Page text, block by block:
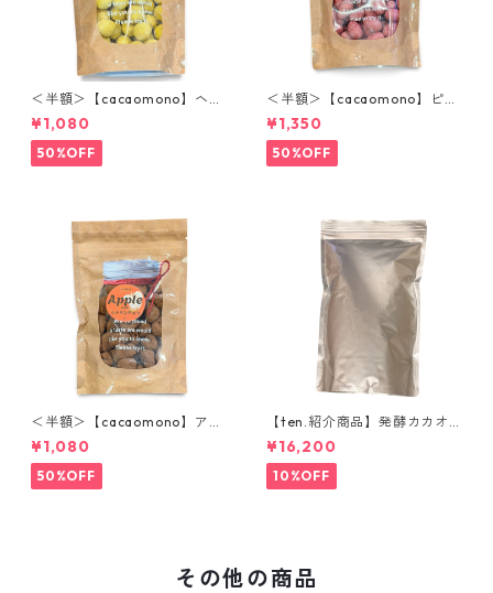
＜半額＞【cacaomono】ヘー
ゼルナッツレモンチョコレー
ト
¥1,080
50%OFF
＜半額＞【cacaomono】ピス
タチオフランボワーズチョコ
レート
¥1,350
50%OFF
＜半額＞【cacaomono】アッ
プルシナモンチョコレート
¥1,080
50%OFF
【ten.紹介商品】発酵カカオ
ニブ(ホール) 1kg ウガンダ産
低温仕込み発酵カカオ豆 ロー
カカオ豆 CACAOMONO
¥16,200
10%OFF
その他の商品